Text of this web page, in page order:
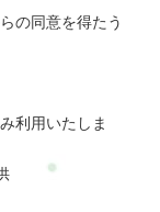
の同意を得たう
利用いたしま